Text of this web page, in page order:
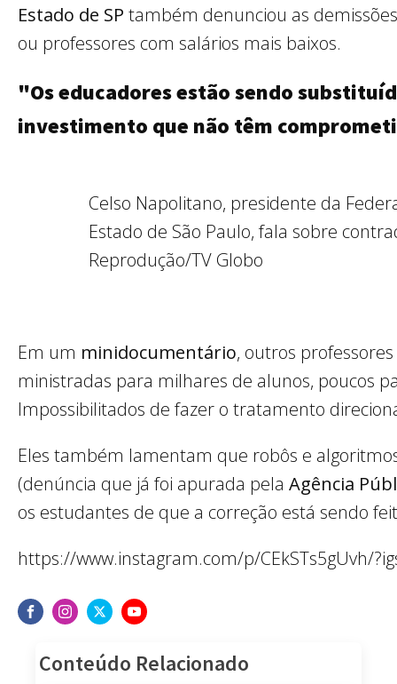
Estado de SP também denunciou as
ou professores com salários mais baixos.
"Os educadores estão sendo
investimento que não têm
Celso Napolitano, presidente da
Estado de São Paulo, fala sobre
Reprodução/TV Globo
Em um minidocumentário, outros
ministradas para milhares de alunos, poucos
Impossibilitados de fazer o tratamento
Eles também lamentam que robôs e
(denúncia que já foi apurada pela Agência
os estudantes de que a correção está sendo
https://www.instagram.com/p/CEkSTs5gUvh/
Conteúdo Relacionado